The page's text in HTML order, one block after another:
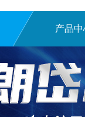
产品中